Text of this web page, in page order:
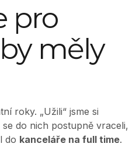
pro
měly
roky. „Užili“ jsme si
do nich postupně vraceli,
do kanceláře na full time.